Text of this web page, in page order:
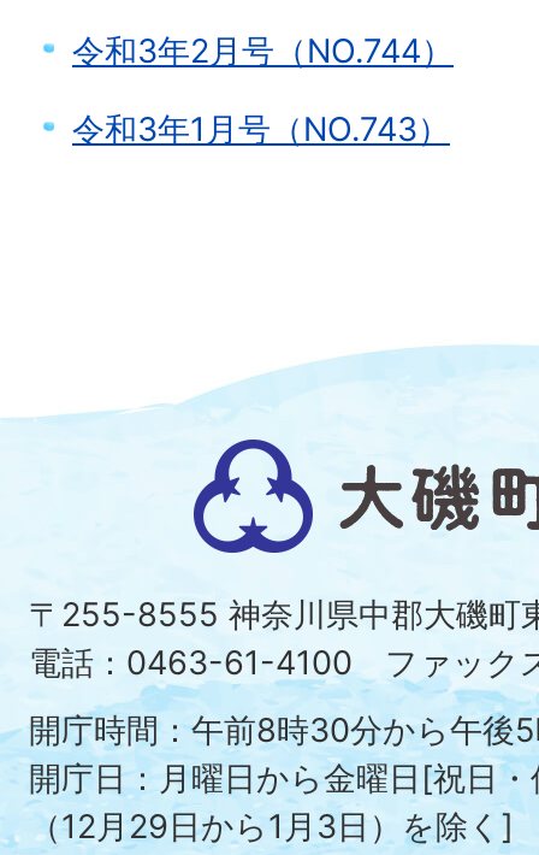
令和3年2月号（NO.744）
令和3年1月号（NO.743）
大
磯
町
〒255-8555 神奈川県中郡大磯
電話：0463-61-4100 ファック
開庁時間：午前8時30分から午後
開庁日：月曜日から金曜日[祝日
（12月29日から1月3日）を除く]